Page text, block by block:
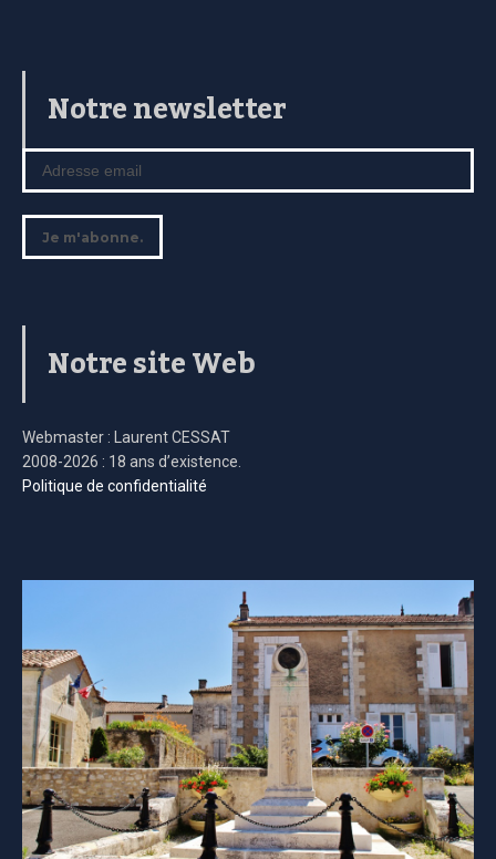
Notre newsletter
Notre site Web
Webmaster : Laurent CESSAT
2008-2026 : 18 ans d’existence.
Politique de confidentialité